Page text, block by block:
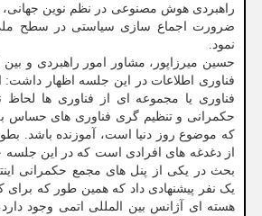
راهبردی هوش مصنوعی در نظم نوین جهانی،
ضرورت اجماع سازی سیاستی در سطح
نمود.
حسین میرزاپور، مشاور امور راهبردی و بین
فناوری اطلاعات در این جلسه اظهار داشت:
فناوری یا مجموعه ای از فناوری ها لحاظ
حکمرانی و تنظیم گری فناوری های حساس
که موضوع روز دنیا است، آموزنده باشد.
از دغدغه های افرادی است که در این جلسه
بحث در یکی از پنل های مجمع حکمرانی
یک نفر پیشنهادی داد که همین طور که
هسته ای آژانس بین المللی اتمی وجود